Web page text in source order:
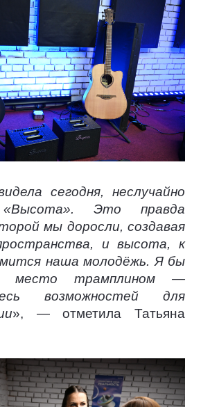
сегодня, неслучайно
«Высота». Это правда
мы доросли, создавая
и высота, к
наша молодёжь. Я бы
место трамплином —
возможностей для
», — отметила Татьяна